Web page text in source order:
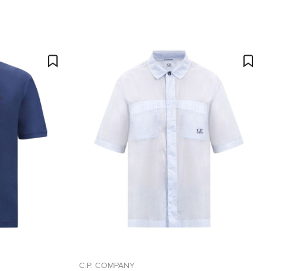
C.P. COMPANY